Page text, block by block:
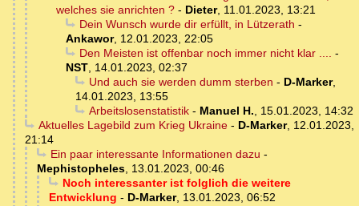
welches sie anrichten ? - Dieter, 11.01.2023, 13:21
Dein Wunsch wurde dir erfüllt, in Lützerath -
Ankawor, 12.01.2023, 22:05
Den Meisten ist offenbar noch immer nicht klar .... -
NST, 14.01.2023, 02:37
Und auch sie werden dumm sterben - D-Marker,
14.01.2023, 13:55
Arbeitslosenstatistik- Manuel H., 15.01.2023, 14:32
Aktuelles Lagebild zum Krieg Ukraine- D-Marker, 12.01.2023,
21:14
Ein paar interessante Informationen dazu -
Mephistopheles, 13.01.2023, 00:46
Noch interessanter ist folglich die weitere
Entwicklung - D-Marker, 13.01.2023, 06:52